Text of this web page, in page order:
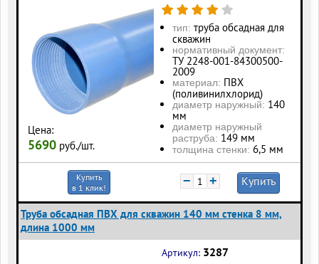
Цена:
5690 руб./шт.
тип: труба обсадная для
скважин
нормативный документ:
ТУ 2248-001-84300500-
2009
материал: ПВХ
(поливинилхлорид)
диаметр наружный: 140
мм
диаметр наружный
раструба: 149 мм
толщина стенки: 6,5 мм
Купить
в 1 клик!
− + Купить
Труба обсадная ПВХ для скважин 140 мм стенка 8 мм,
длина 1000 мм
Артикул: 3287